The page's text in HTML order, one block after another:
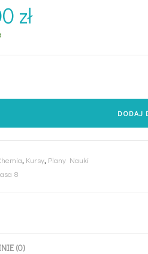
zł
DODAJ
, Kursy, Plany Nauki
8
(0)